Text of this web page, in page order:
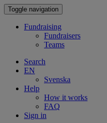
Toggle navigation
Fundraising
Fundraisers
Teams
Search
EN
Svenska
Help
How it works
FAQ
Sign in